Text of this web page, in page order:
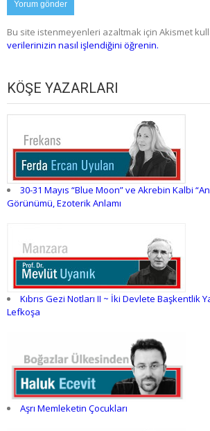
Bu site istenmeyenleri azaltmak için Akismet
verilerinizin nasıl işlendiğini öğrenin.
KÖŞE YAZARLARI
30-31 Mayıs “Blue Moon” ve Akrebin Kalbi
Görünümü, Ezoterik Anlamı
Kıbrıs Gezi Notları II ~ İki Devlete Başkentlik
Lefkoşa
Aşrı Memleketin Çocukları